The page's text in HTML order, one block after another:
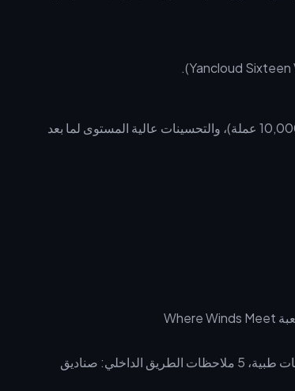
مركز التجارة، استئجار المساكن (من 100 إلى 10,000 عملة)، والتحسينات عالية المستوى لما بعد
تسقط ملحق "الرابط المذهب"، 3 حكايات طبية، 5 ملاحظات الطريق الداخلي: صناديق